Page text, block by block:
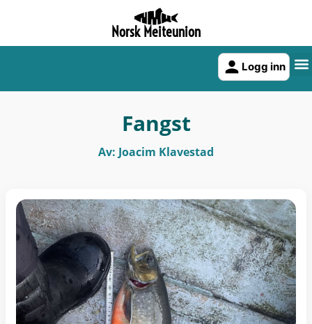
Norsk Meiteunion
Logg inn
Fangst
Av: Joacim Klavestad